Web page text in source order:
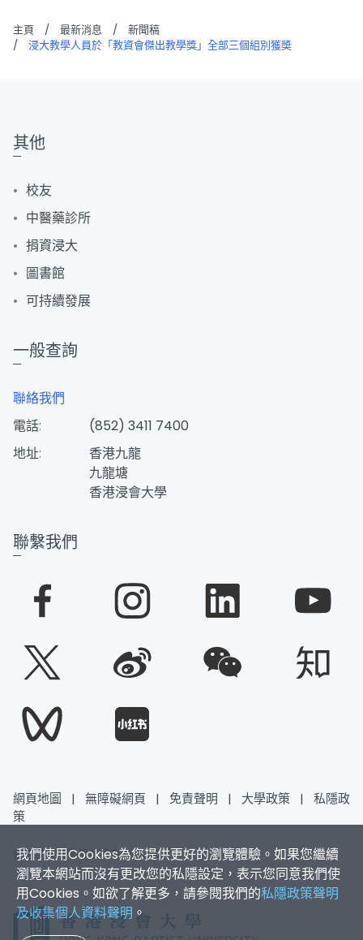
主頁 / 最新消息 /
新聞稿
/
浸大教學人員於「教資會傑出教學獎」全部三個組別獲奬
我們使用Cookies為您提供更好的瀏覽體驗。如果您繼續
瀏覽本網站而沒有更改您的私隱設定，表示您同意我們使
用Cookies。如欲了解更多，請參閱我們的私隱政策聲明
及收集個人資料聲明 。
其他
校友
中醫藥診所
捐資浸大
圖書館
可持續發展
一般查詢
聯絡我們
電話:
(852) 3411 7400
地址:
香港九龍
九龍塘
香港浸會大學
聯繫我們
網頁地圖 | 無障礙網頁 | 免責聲明 | 大學政策 |
私隱政
策
香港浸會大學 版權所有 © 2026